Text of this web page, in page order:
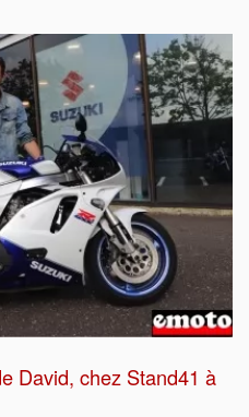
David, chez Stand41 à